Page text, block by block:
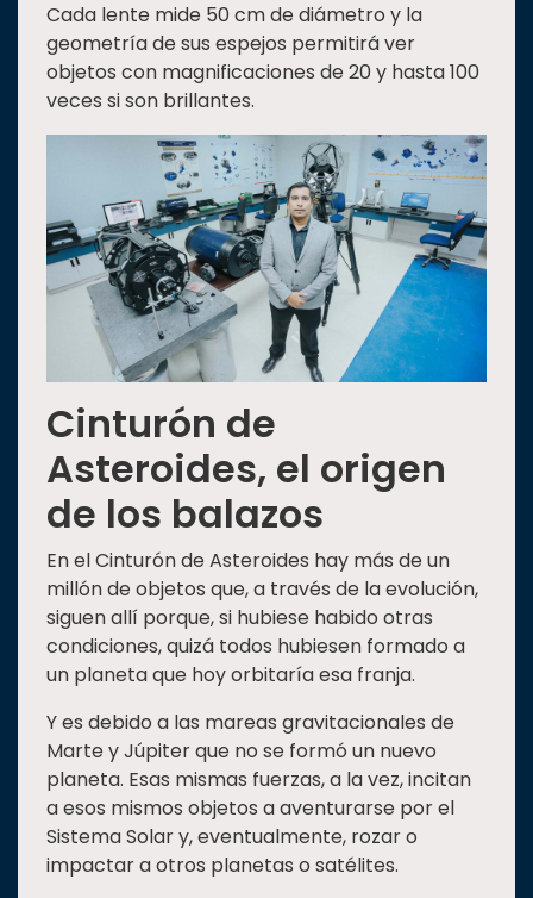
Cada lente mide 50 cm de diámetro y la
geometría de sus espejos permitirá ver
objetos con magnificaciones de 20 y hasta 100
veces si son brillantes.
Cinturón de
Asteroides, el origen
de los balazos
En el Cinturón de Asteroides hay más de un
millón de objetos que, a través de la evolución,
siguen allí porque, si hubiese habido otras
condiciones, quizá todos hubiesen formado a
un planeta que hoy orbitaría esa franja.
Y es debido a las mareas gravitacionales de
Marte y Júpiter que no se formó un nuevo
planeta. Esas mismas fuerzas, a la vez, incitan
a esos mismos objetos a aventurarse por el
Sistema Solar y, eventualmente, rozar o
impactar a otros planetas o satélites.